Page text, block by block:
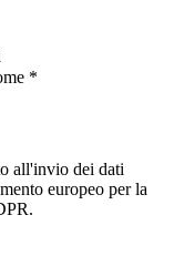
*
all'invio dei dati
europeo per la